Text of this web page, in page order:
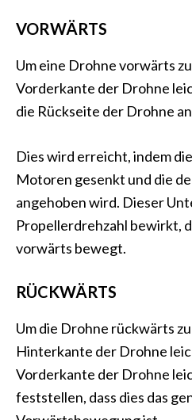
VORWÄRTS
Um eine Drohne vorwärts
Vorderkante der Drohne
die Rückseite der Drohne
Dies wird erreicht, indem
Motoren gesenkt und die
angehoben wird. Dieser
Propellerdrehzahl bewirkt,
vorwärts bewegt.
RÜCKWÄRTS
Um die Drohne rückwärts
Hinterkante der Drohne
Vorderkante der Drohne
feststellen, dass dies das